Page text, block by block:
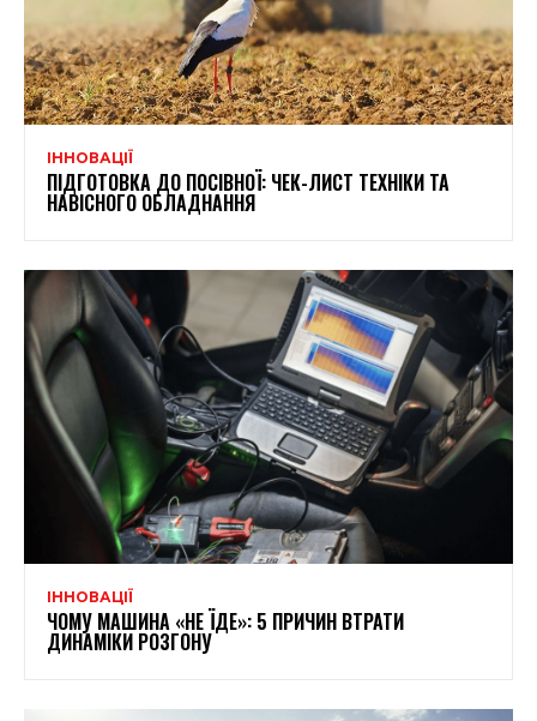
ІННОВАЦІЇ
ПІДГОТОВКА ДО ПОСІВНОЇ: ЧЕК-ЛИСТ ТЕХНІКИ ТА
НАВІСНОГО ОБЛАДНАННЯ
ІННОВАЦІЇ
ЧОМУ МАШИНА «НЕ ЇДЕ»: 5 ПРИЧИН ВТРАТИ
ДИНАМІКИ РОЗГОНУ